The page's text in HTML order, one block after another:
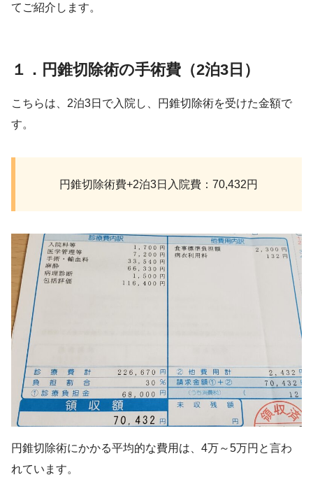
てご紹介します。
１．円錐切除術の手術費（2泊3日）
こちらは、2泊3日で入院し、円錐切除術を受けた金額で
す。
円錐切除術費+2泊3日入院費：70,432円
円錐切除術にかかる平均的な費用は、4万～5万円と言わ
れています。